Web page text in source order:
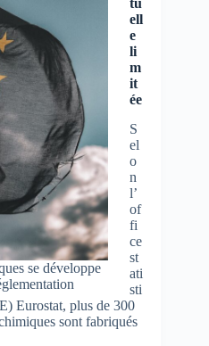
se développe
ell
e
li
m
it
ée
S
el
o
n
l’
of
fi
ce
st
ati
sti
Eurostat, plus de 300
sont fabriqués